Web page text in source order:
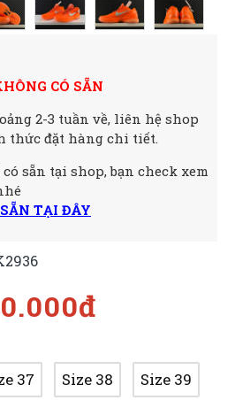
CÓ SẴN
2-3 tuần về, liên hệ shop
thức đặt hàng chi tiết.
sẵn tại shop, bạn check xem
TẠI ĐÂY
37 Size 38 Size 39